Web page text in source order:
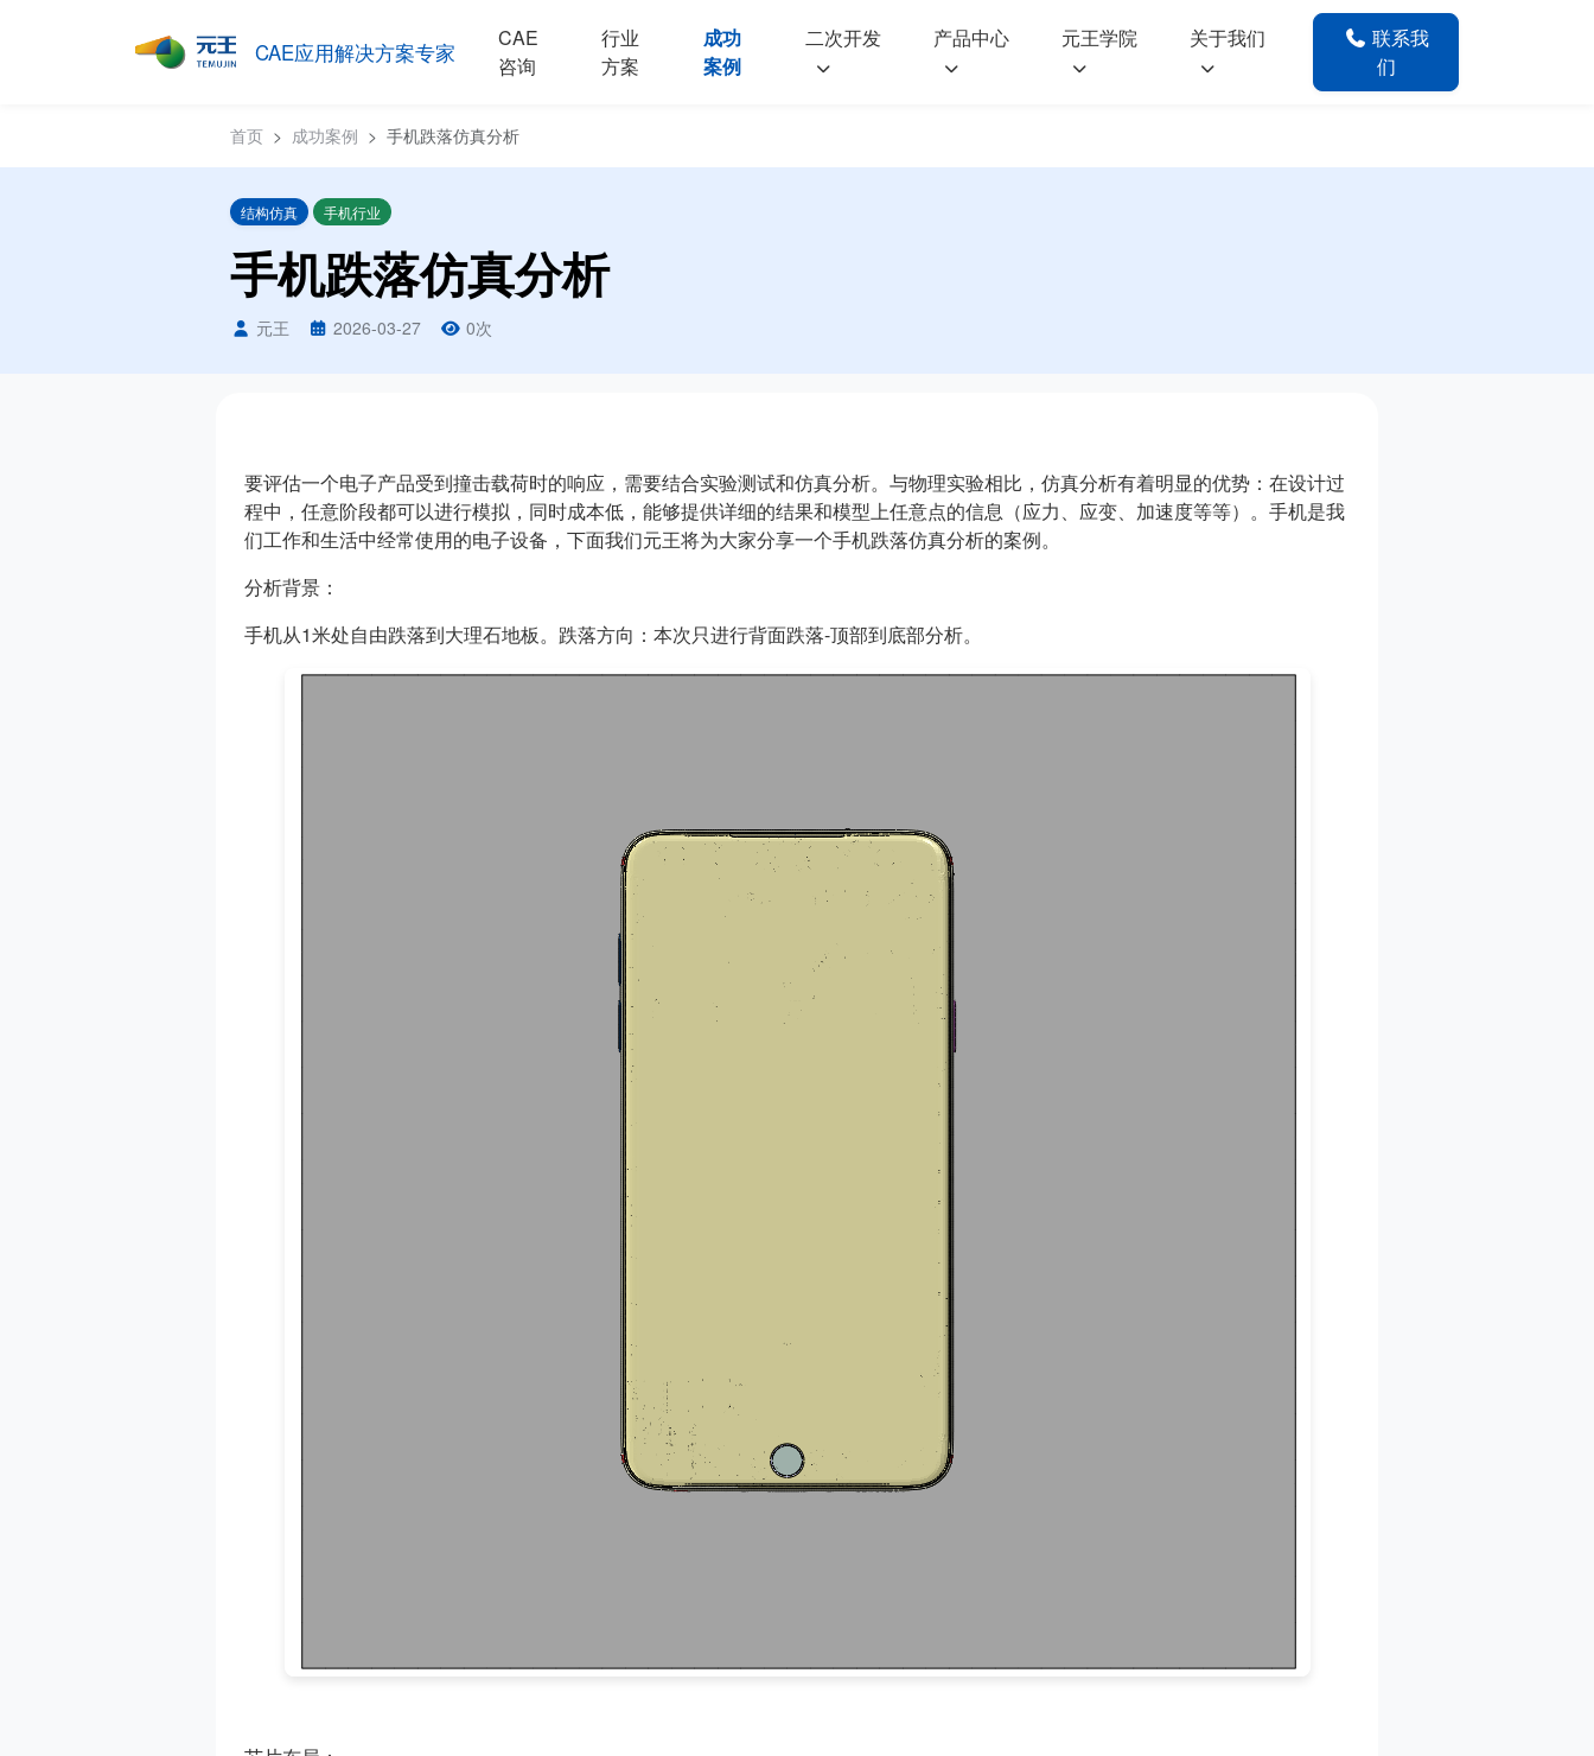
CAE应用解决方案专家
CAE
咨询
行业
方案
成功
案例
二次开发 产品中心 元王学院 关于我们
联系我
们
首页 成功案例 手机跌落仿真分析
结构仿真 手机行业
手机跌落仿真分析
元王 2026-03-27 0次
要评估一个电子产品受到撞击载荷时的响应，需要结合实验测试和仿真分析。与物理实验相比，仿真分析有着明显的优势：在设计过
程中，任意阶段都可以进行模拟，同时成本低，能够提供详细的结果和模型上任意点的信息（应力、应变、加速度等等）。手机是我
们工作和生活中经常使用的电子设备，下面我们元王将为大家分享一个手机跌落仿真分析的案例。
分析背景：
手机从1米处自由跌落到大理石地板。跌落方向：本次只进行背面跌落-顶部到底部分析。